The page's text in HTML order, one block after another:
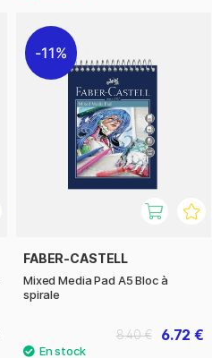
11%
FABER-CASTELL
Mixed Media Pad A5 Bloc à
spirale
6.72 €
8.40 €